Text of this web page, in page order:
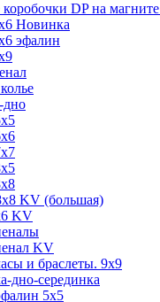
DP на магните
Новинка
эфалин
KV (большая)
KV
KV
и браслеты. 9x9
дно-серединка
5x5